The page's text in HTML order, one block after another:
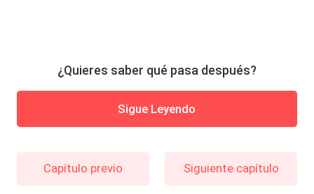
¿Quieres saber qué pasa después?
Sigue Leyendo
Capítulo previo Siguiente capítulo